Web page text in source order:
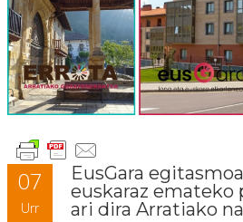
07
Urr
EusGara
euskaraz emateko
ari dira Arratiako